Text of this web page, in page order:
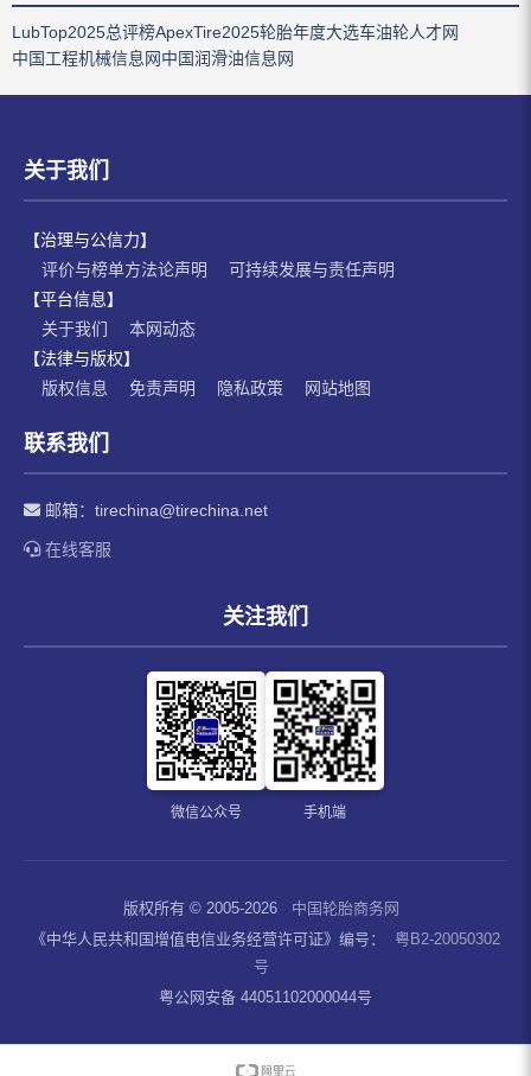
LubTop2025总评榜ApexTire2025轮胎年度大选车油轮人才网
中国工程机械信息网中国润滑油信息网
关于我们
【治理与公信力】
评价与榜单方法论声明
可持续发展与责任声明
【平台信息】
关于我们
本网动态
【法律与版权】
版权信息
免责声明 隐私政策 网站地图
联系我们
邮箱： tirechina@tirechina.net
在线客服
关注我们
微信公众号 手机端
版权所有 © 2005-2026
中国轮胎商务网
《中华人民共和国增值电信业务经营许可证》编号：
粤B2-20050302
号
粤公网安备 44051102000044号